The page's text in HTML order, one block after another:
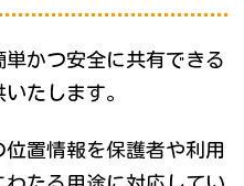
かつ安全に共有できる
たします。
置情報を保護者や利用